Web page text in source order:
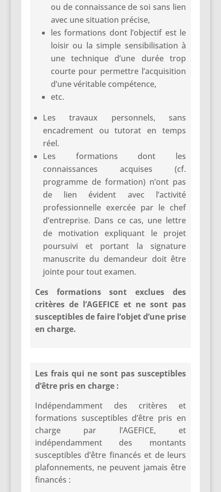
ou de connaissance de soi sans lien
avec une situation précise,
les formations dont l’objectif est le
loisir ou la simple sensibilisation à
une technique d’une durée trop
courte pour permettre l’acquisition
d’une véritable compétence,
etc.
Les travaux personnels, sans
encadrement ou tutorat en temps
réel.
Les formations dont les
connaissances acquises (cf.
programme de formation) n’ont pas
de lien évident avec l’activité
professionnelle exercée par le chef
d’entreprise. Dans ce cas, une lettre
de motivation expliquant le projet
poursuivi et portant la signature
manuscrite du demandeur doit être
jointe pour tout examen.
Ces formations sont exclues des
critères de l’AGEFICE et ne sont pas
susceptibles de faire l’objet d’une prise
en charge.
Les frais qui ne sont pas susceptibles
d’être pris en charge :
Indépendamment des critères et
formations susceptibles d’être pris en
charge par l’AGEFICE, et
indépendamment des montants
susceptibles d’être financés et de leurs
plafonnements, ne peuvent jamais être
financés :